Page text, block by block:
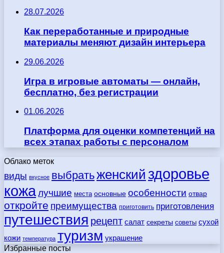
28.07.2026
Как переработанные и природные
материалы меняют дизайн интерьера
29.06.2026
Игра в игровые автоматы — онлайн,
бесплатно, без регистрации
01.06.2026
Платформа для оценки компетенций на
всех этапах работы с персоналом
Облако меток
виды вкусное выбратьженский здоровье
кожалучшие места основные особенности отвар
откройте преимущества приготовить приготовления
путешествия рецепт салат секреты советы сухой
кожи температура туризм украшение
Избранные посты